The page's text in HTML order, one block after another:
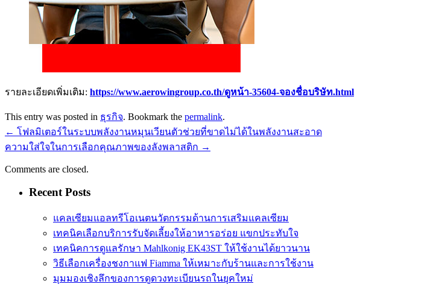
รายละเอียดเพิ่มเติม: https://www.aerowingroup.co.th/ดูหน้า-35604-จองชื่อบริษัท.html
This entry was posted in ธุรกิจ. Bookmark the permalink.
← โฟลมิเตอร์ในระบบพลังงานหมุนเวียนตัวช่วยที่ขาดไม่ได้ในพลังงานสะอาด
ความใส่ใจในการเลือกคุณภาพของลังพลาสติก →
Comments are closed.
Recent Posts
แคลเซียมแอลทรีโอเนตนวัตกรรมด้านการเสริมแคลเซียม
เทคนิคเลือกบริการรับจัดเลี้ยงให้อาหารอร่อย แขกประทับใจ
เทคนิคการดูแลรักษา Mahlkonig EK43ST ให้ใช้งานได้ยาวนาน
วิธีเลือกเครื่องชงกาแฟ Fiamma ให้เหมาะกับร้านและการใช้งาน
มุมมองเชิงลึกของการดูดวงทะเบียนรถในยุคใหม่